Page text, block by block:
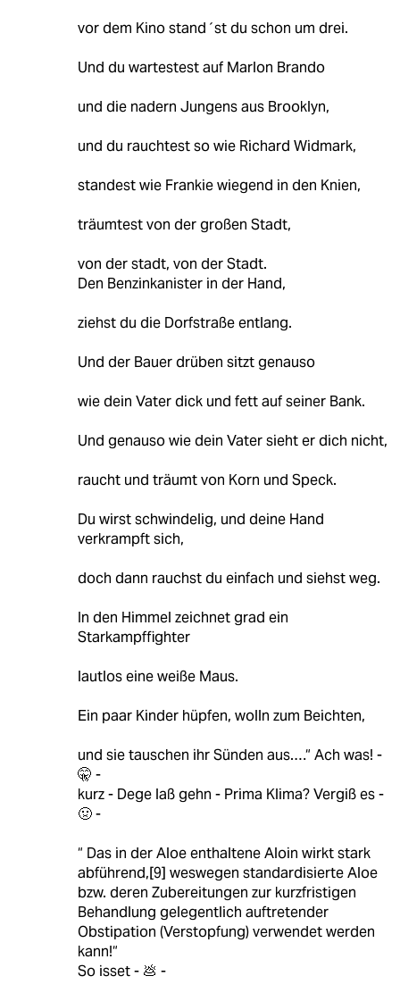
vor dem Kino stand´st du schon um drei.
Und du wartestest auf Marlon Brando
und die nadern Jungens aus Brooklyn,
und du rauchtest so wie Richard Widmark,
standest wie Frankie wiegend in den Knien,
träumtest von der großen Stadt,
von der stadt, von der Stadt.
Den Benzinkanister in der Hand,
ziehst du die Dorfstraße entlang.
Und der Bauer drüben sitzt genauso
wie dein Vater dick und fett auf seiner Bank.
Und genauso wie dein Vater sieht er dich nicht,
raucht und träumt von Korn und Speck.
Du wirst schwindelig, und deine Hand
verkrampft sich,
doch dann rauchst du einfach und siehst weg.
In den Himmel zeichnet grad ein
Starkampffighter
lautlos eine weiße Maus.
Ein paar Kinder hüpfen, wolln zum Beichten,
und sie tauschen ihr Sünden aus.…“ Ach was! -
🤫 -
kurz - Dege laß gehn - Prima Klima? Vergiß es -
🤢 -
“ Das in der Aloe enthaltene Aloin wirkt stark
abführend,[9] weswegen standardisierte Aloe
bzw. deren Zubereitungen zur kurzfristigen
Behandlung gelegentlich auftretender
Obstipation (Verstopfung) verwendet werden
kann!“
So isset - 💩 -